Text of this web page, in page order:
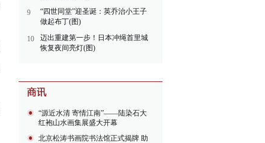
9
“四世同堂”迎圣诞：英乔治小王子
做起布丁(图)
10
迈出重建第一步！日本冲绳首里城
恢复夜间亮灯(图)
“源近水清 寄情江南”——陆染石大
红袍山水画集展盛大开幕
北京松涛书画院书法馆正式揭牌 助